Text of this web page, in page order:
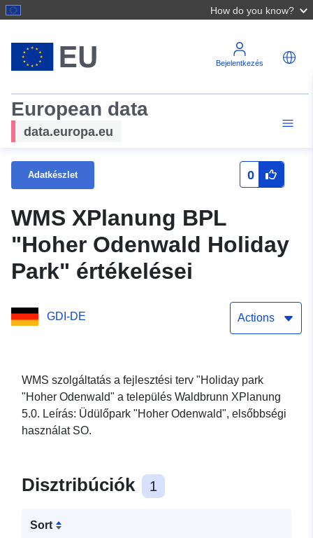
How do you know?
Bejelentkezés
European data
data.europa.eu
Adatkészlet 0
WMS XPlanung BPL
"Hoher Odenwald Holiday
Park" értékelései
GDI-DE Actions
WMS szolgáltatás a fejlesztési terv "Holiday park
"Hoher Odenwald" a település Waldbrunn XPlanung
5.0. Leírás: Üdülőpark "Hoher Odenwald", elsőbbségi
használat SO.
Disztribúciók 1
Sort